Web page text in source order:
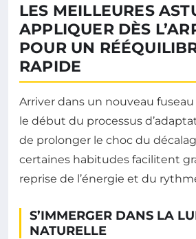
LES MEILLEURES
APPLIQUER DÈS
POUR UN
RAPIDE
Arriver dans un nouveau fuseau
le début du processus
de prolonger le choc du
certaines habitudes facilitent
reprise de l’énergie et du
S’IMMERGER DANS LA
NATURELLE